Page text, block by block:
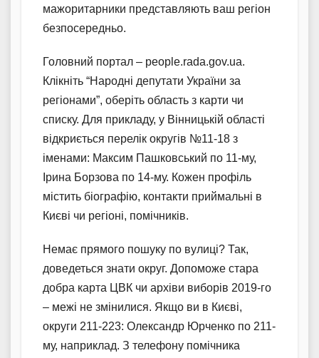
мажоритарники представляють ваш регіон
безпосередньо.
Головний портал – people.rada.gov.ua.
Клікніть “Народні депутати України за
регіонами”, оберіть область з карти чи
списку. Для прикладу, у Вінницькій області
відкриється перелік округів №11-18 з
іменами: Максим Пашковський по 11-му,
Ірина Борзова по 14-му. Кожен профіль
містить біографію, контакти приймальні в
Києві чи регіоні, помічників.
Немає прямого пошуку по вулиці? Так,
доведеться знати округ. Допоможе стара
добра карта ЦВК чи архіви виборів 2019-го
– межі не змінилися. Якщо ви в Києві,
округи 211-223: Олександр Юрченко по 211-
му, наприклад. З телефону помічника